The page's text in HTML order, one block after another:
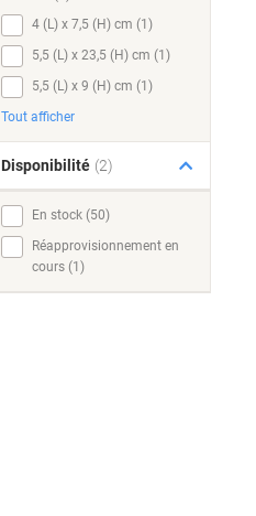
4 (L) x 7,5 (H) cm (1)
5,5 (L) x 23,5 (H) cm (1)
5,5 (L) x 9 (H) cm (1)
Tout afficher
Disponibilité (2)
En stock (50)
Réapprovisionnement en
cours (1)